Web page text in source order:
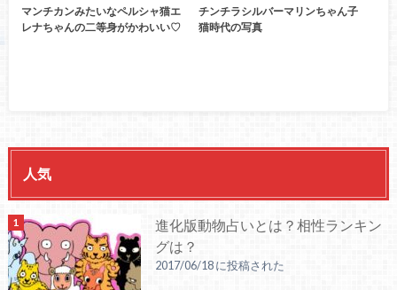
マンチカンみたいなペルシャ猫エ
レナちゃんの二等身がかわいい♡
チンチラシルバーマリンちゃん子
猫時代の写真
人気
進化版動物占いとは？相性ランキン
グは？
2017/06/18 に投稿された